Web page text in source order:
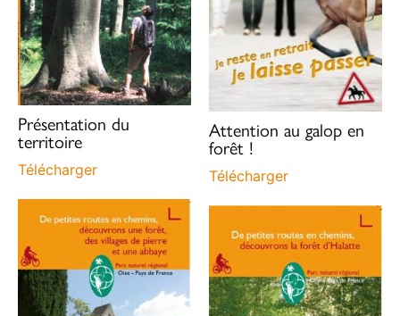
Présentation du
territoire
Télécharger
Attention au galop en
forêt !
Télécharger